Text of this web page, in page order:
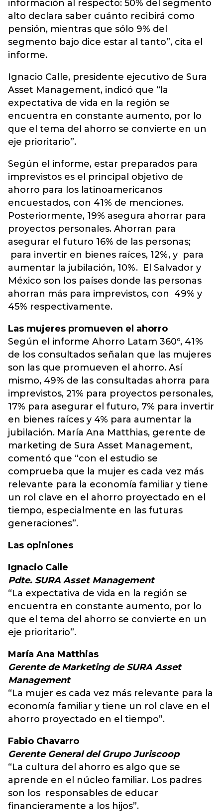
información al respecto: 50% del segmento
alto declara saber cuánto recibirá como
pensión, mientras que sólo 9% del
segmento bajo dice estar al tanto”, cita el
informe.
Ignacio Calle, presidente ejecutivo de Sura
Asset Management, indicó que “la
expectativa de vida en la región se
encuentra en constante aumento, por lo
que el tema del ahorro se convierte en un
eje prioritario”.
Según el informe, estar preparados para
imprevistos es el principal objetivo de
ahorro para los latinoamericanos
encuestados, con 41% de menciones.
Posteriormente, 19% asegura ahorrar para
proyectos personales. Ahorran para
asegurar el futuro 16% de las personas;
para invertir en bienes raíces, 12%, y para
aumentar la jubilación, 10%. El Salvador y
México son los países donde las personas
ahorran más para imprevistos, con 49% y
45% respectivamente.
Las mujeres promueven el ahorro
Según el informe Ahorro Latam 360º, 41%
de los consultados señalan que las mujeres
son las que promueven el ahorro. Así
mismo, 49% de las consultadas ahorra para
imprevistos, 21% para proyectos personales,
17% para asegurar el futuro, 7% para invertir
en bienes raíces y 4% para aumentar la
jubilación. María Ana Matthias, gerente de
marketing de Sura Asset Management,
comentó que “con el estudio se
comprueba que la mujer es cada vez más
relevante para la economía familiar y tiene
un rol clave en el ahorro proyectado en el
tiempo, especialmente en las futuras
generaciones”.
Las opiniones
Ignacio Calle
Pdte. SURA Asset Management
“La expectativa de vida en la región se
encuentra en constante aumento, por lo
que el tema del ahorro se convierte en un
eje prioritario”.
María Ana Matthias
Gerente de Marketing de SURA Asset
Management
“La mujer es cada vez más relevante para la
economía familiar y tiene un rol clave en el
ahorro proyectado en el tiempo”.
Fabio Chavarro
Gerente General del Grupo Juriscoop
“La cultura del ahorro es algo que se
aprende en el núcleo familiar. Los padres
son los responsables de educar
financieramente a los hijos”.